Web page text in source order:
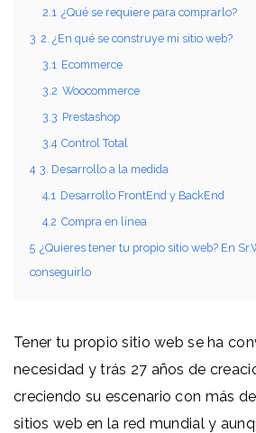
2.1 ¿Qué se requiere para comprarlo?
3 2. ¿En qué se construye mi sitio web?
3.1 Ecommerce
3.2 Woocommerce
3.3 Prestashop
3.4 Control Total
4 3. Desarrollo a la medida
4.1 Desarrollo FrontEnd y BackEnd
4.2 Compra en línea
5 ¿Quieres tener tu propio sitio web? En
conseguirlo
Tener tu propio sitio web se ha
necesidad y trás 27 años de
creciendo su escenario con más
sitios web en la red mundial y